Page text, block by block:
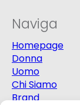
Naviga
Homepage
Donna
Uomo
Chi Siamo
Brand